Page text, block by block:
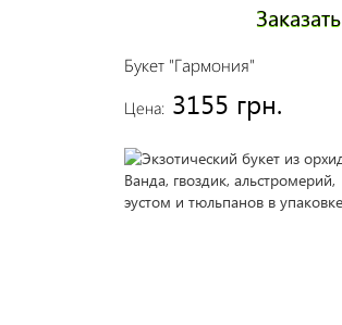
Букет "Гармония"
Цена: 3155 грн.
Заказать